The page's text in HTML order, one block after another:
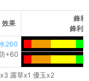
效果
鋒利
鋒利
260
+60
露草x1 優玉x2